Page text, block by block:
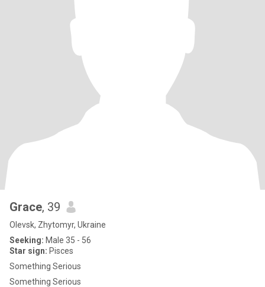
Grace, 39
Olevsk, Zhytomyr, Ukraine
Seeking: Male 35 - 56
Star sign: Pisces
Something Serious
Something Serious